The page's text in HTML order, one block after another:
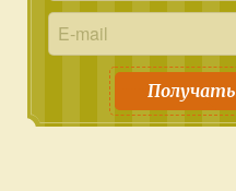
Получать